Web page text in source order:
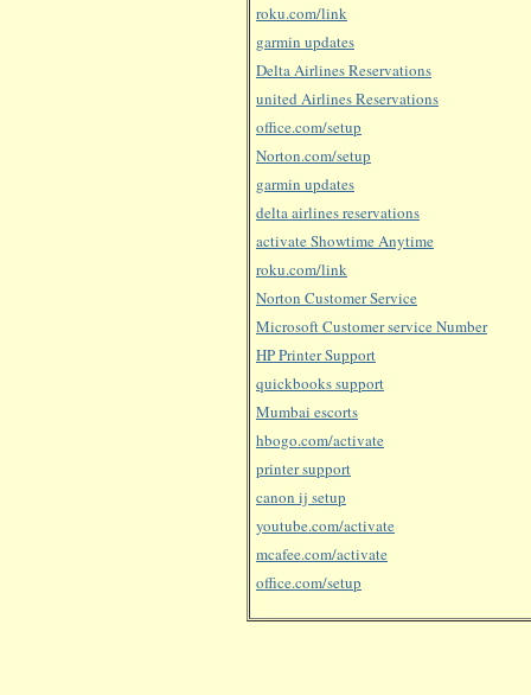
roku.com/link
garmin updates
Delta Airlines Reservations
united Airlines Reservations
office.com/setup
Norton.com/setup
garmin updates
delta airlines reservations
activate Showtime Anytime
roku.com/link
Norton Customer Service
Microsoft Customer service Number
HP Printer Support
quickbooks support
Mumbai escorts
hbogo.com/activate
printer support
canon ij setup
youtube.com/activate
mcafee.com/activate
office.com/setup